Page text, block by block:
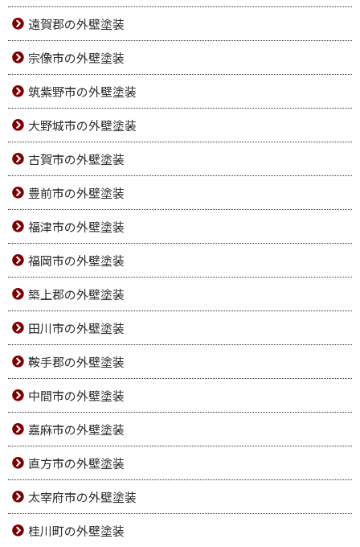
遠賀郡の外壁塗装
宗像市の外壁塗装
筑紫野市の外壁塗装
大野城市の外壁塗装
古賀市の外壁塗装
豊前市の外壁塗装
福津市の外壁塗装
福岡市の外壁塗装
築上郡の外壁塗装
田川市の外壁塗装
鞍手郡の外壁塗装
中間市の外壁塗装
嘉麻市の外壁塗装
直方市の外壁塗装
太宰府市の外壁塗装
桂川町の外壁塗装